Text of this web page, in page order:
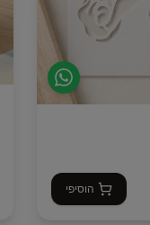
הוסיפי